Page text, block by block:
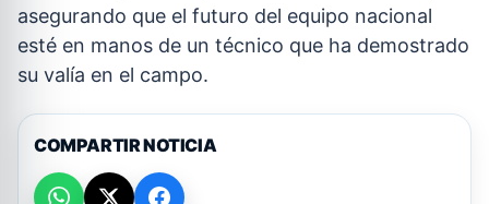
asegurando que el futuro del equipo nacional
esté en manos de un técnico que ha demostrado
su valía en el campo.
COMPARTIR NOTICIA